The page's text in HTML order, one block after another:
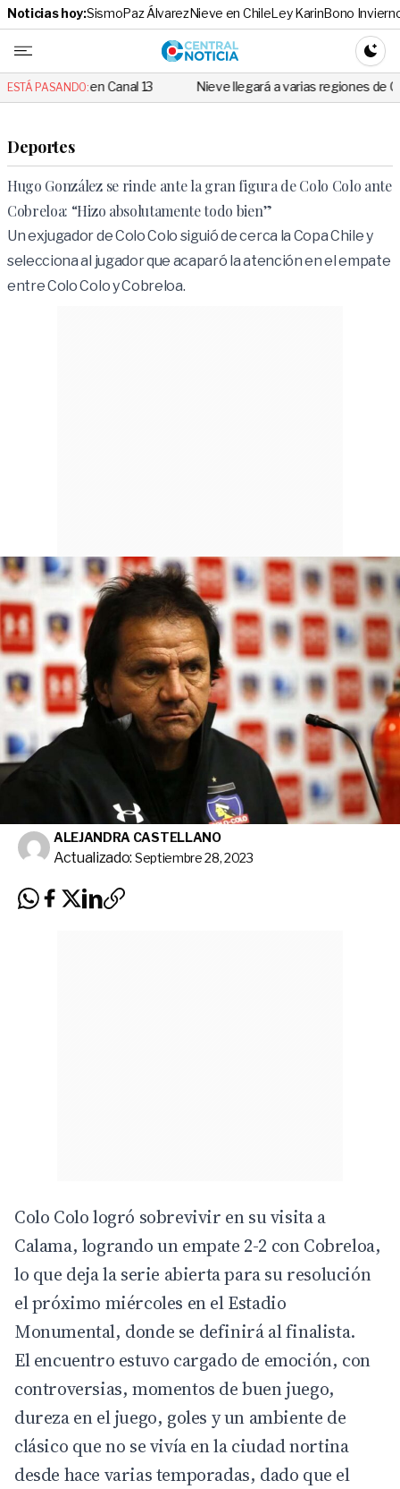
Noticias hoy:SismoPaz ÁlvarezNieve en ChileLey KarinBono
Central
ESTÁ PASANDO:
en Canal 13 Nieve llegará a varias regiones de Chile: Revisa si
Deportes
Hugo González se rinde ante la gran figura de Colo Colo ante
Cobreloa: “Hizo absolutamente todo bien”
Un exjugador de Colo Colo siguió de cerca la Copa Chile y
selecciona al jugador que acaparó la atención en el empate
entre Colo Colo y Cobreloa.
ALEJANDRA CASTELLANO
Actualizado: Septiembre 28, 2023
Colo Colo logró sobrevivir en su visita a
Calama, logrando un empate 2-2 con Cobreloa,
lo que deja la serie abierta para su resolución
el próximo miércoles en el Estadio
Monumental, donde se definirá al finalista.
El encuentro estuvo cargado de emoción, con
controversias, momentos de buen juego,
dureza en el juego, goles y un ambiente de
clásico que no se vivía en la ciudad nortina
desde hace varias temporadas, dado que el